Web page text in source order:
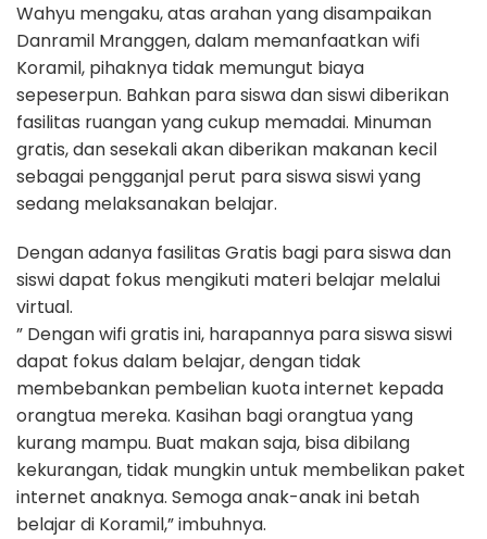
Wahyu mengaku, atas arahan yang disampaikan
Danramil Mranggen, dalam memanfaatkan wifi
Koramil, pihaknya tidak memungut biaya
sepeserpun. Bahkan para siswa dan siswi diberikan
fasilitas ruangan yang cukup memadai. Minuman
gratis, dan sesekali akan diberikan makanan kecil
sebagai pengganjal perut para siswa siswi yang
sedang melaksanakan belajar.
Dengan adanya fasilitas Gratis bagi para siswa dan
siswi dapat fokus mengikuti materi belajar melalui
virtual.
” Dengan wifi gratis ini, harapannya para siswa siswi
dapat fokus dalam belajar, dengan tidak
membebankan pembelian kuota internet kepada
orangtua mereka. Kasihan bagi orangtua yang
kurang mampu. Buat makan saja, bisa dibilang
kekurangan, tidak mungkin untuk membelikan paket
internet anaknya. Semoga anak-anak ini betah
belajar di Koramil,” imbuhnya.